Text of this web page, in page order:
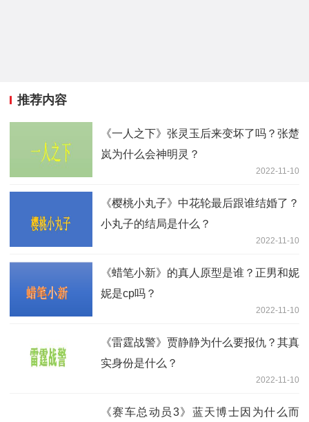
推荐内容
《一人之下》张灵玉后来变坏了吗？张楚
岚为什么会神明灵？
2022-11-10
《樱桃小丸子》中花轮最后跟谁结婚了？
小丸子的结局是什么？
2022-11-10
《蜡笔小新》的真人原型是谁？正男和妮
妮是cp吗？
2022-11-10
《雷霆战警》贾静静为什么要报仇？其真
实身份是什么？
2022-11-10
《赛车总动员3》蓝天博士因为什么而